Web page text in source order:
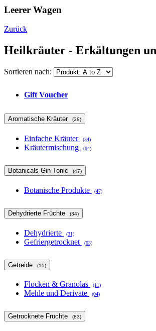
Leerer Wagen
Zurück
Heilkräuter - Erkältungen
Sortieren nach:
Gift Voucher
Aromatische Kräuter (38)
Einfache Kräuter (34)
Kräutermischung (04)
Botanicals Gin Tonic (47)
Botanische Produkte (47)
Dehydrierte Früchte (34)
Dehydrierte (31)
Gefriergetrocknet (03)
Getreide (15)
Flocken & Granolas (11)
Mehle und Derivate (04)
Getrocknete Früchte (83)